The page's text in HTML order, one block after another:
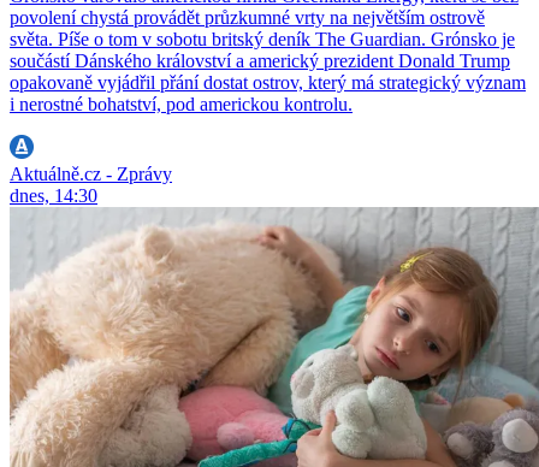
povolení chystá provádět průzkumné vrty na největším ostrově
světa. Píše o tom v sobotu britský deník The Guardian. Grónsko je
součástí Dánského království a americký prezident Donald Trump
opakovaně vyjádřil přání dostat ostrov, který má strategický význam
i nerostné bohatství, pod americkou kontrolu.
Aktuálně.cz - Zprávy
dnes, 14:30